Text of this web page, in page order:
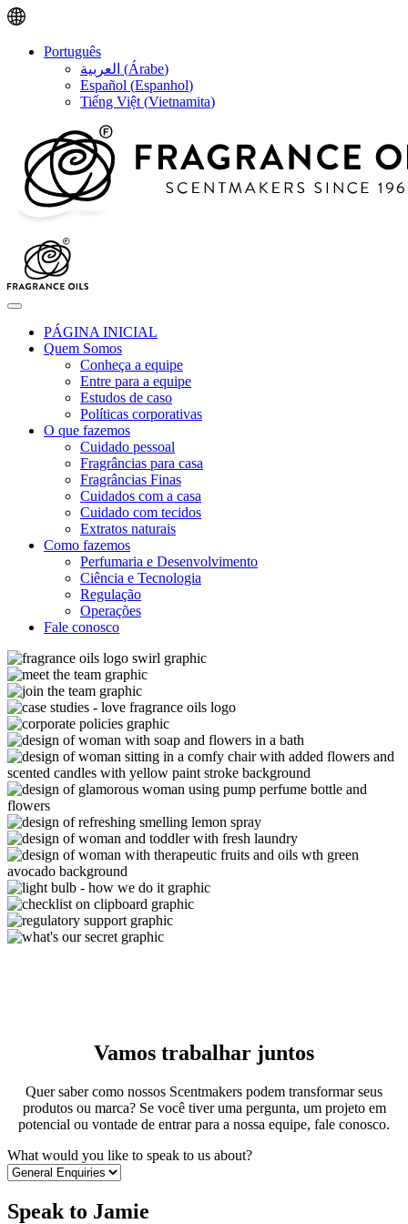
Português
العربية (Árabe)
Español (Espanhol)
Tiếng Việt (Vietnamita)
PÁGINA INICIAL
Quem Somos
Conheça a equipe
Entre para a equipe
Estudos de caso
Políticas corporativas
O que fazemos
Cuidado pessoal
Fragrâncias para casa
Fragrâncias Finas
Cuidados com a casa
Cuidado com tecidos
Extratos naturais
Como fazemos
Perfumaria e Desenvolvimento
Ciência e Tecnologia
Regulação
Operações
Fale conosco
Vamos trabalhar juntos
Quer saber como nossos Scentmakers podem transformar seus
produtos ou marca? Se você tiver uma pergunta, um projeto em
potencial ou vontade de entrar para a nossa equipe, fale conosco.
What would you like to speak to us about?
Speak to Jamie